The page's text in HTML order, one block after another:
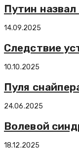
Путин
14.09.2025
Следствие
10.10.2025
Пуля
24.06.2025
Волевой
18.12.2025